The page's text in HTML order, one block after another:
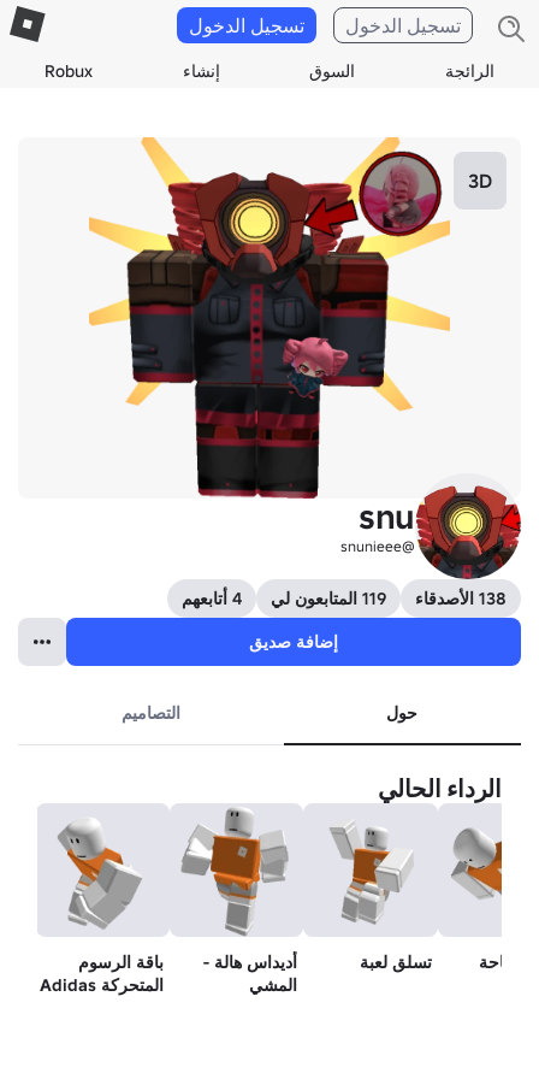
الرائجة السوق إنشاء Robux
تسجيل الدخول تسجيل الدخول
3D
snu
@snunieee
138 الأصدقاء 119 المتابعون لي
4 أتابعهم
إضافة صديق
حول التصاميم
الرداء الحالي
السباحة تسلق لعبة
أديداس هالة -
المشي
باقة الرسوم
المتحركة Adidas